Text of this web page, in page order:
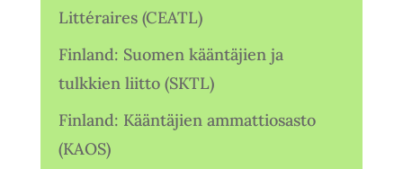
Littéraires (CEATL)
Finland: Suomen kääntäjien ja
tulkkien liitto (SKTL)
Finland: Kääntäjien ammattiosasto
(KAOS)